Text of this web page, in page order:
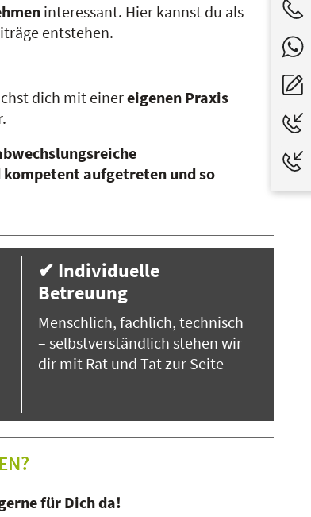
interessant. Hier kannst du als
entstehen.
dich mit einereigenen Praxis
aufgetreten und so
✔ Individuelle
Betreuung
Menschlich, fachlich, technisch
– selbstverständlich stehen wir
dir mit Rat und Tat zur Seite
für Dich da!